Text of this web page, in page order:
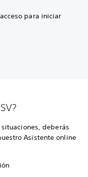
para iniciar
deberás
Asistente online